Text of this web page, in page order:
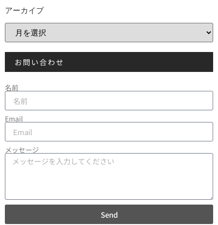
アーカイブ
お問い合わせ
名前
Email
メッセージ
Send